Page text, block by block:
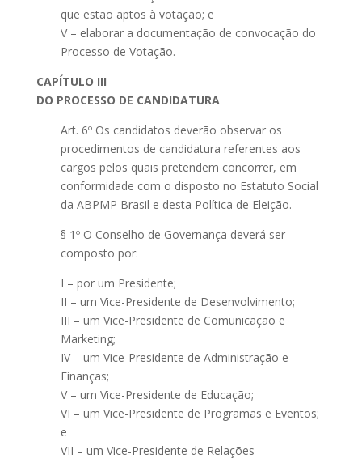
que estão aptos à votação; e
V – elaborar a documentação de convocação do
Processo de Votação.
CAPÍTULO III
DO PROCESSO DE CANDIDATURA
Art. 6º Os candidatos deverão observar os
procedimentos de candidatura referentes aos
cargos pelos quais pretendem concorrer, em
conformidade com o disposto no Estatuto Social
da ABPMP Brasil e desta Política de Eleição.
§ 1º O Conselho de Governança deverá ser
composto por:
I – por um Presidente;
II – um Vice-Presidente de Desenvolvimento;
III – um Vice-Presidente de Comunicação e
Marketing;
IV – um Vice-Presidente de Administração e
Finanças;
V – um Vice-Presidente de Educação;
VI – um Vice-Presidente de Programas e Eventos;
e
VII – um Vice-Presidente de Relações